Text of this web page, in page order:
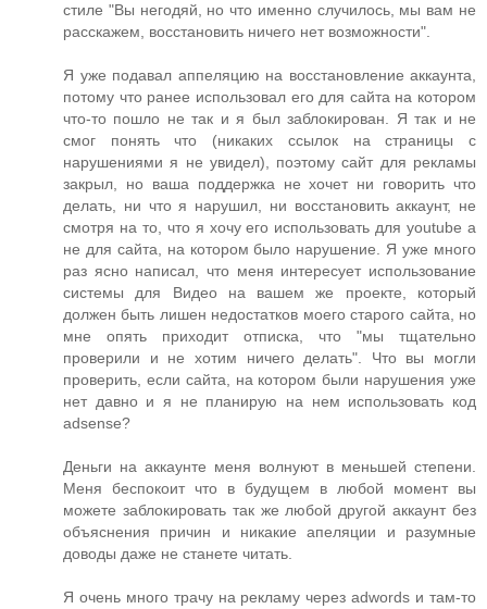
стиле "Вы негодяй, но что именно случилось, мы вам не
расскажем, восстановить ничего нет возможности".
Я уже подавал аппеляцию на восстановление аккаунта,
потому что ранее использовал его для сайта на котором
что-то пошло не так и я был заблокирован. Я так и не
смог понять что (никаких ссылок на страницы с
нарушениями я не увидел), поэтому сайт для рекламы
закрыл, но ваша поддержка не хочет ни говорить что
делать, ни что я нарушил, ни восстановить аккаунт, не
смотря на то, что я хочу его использовать для youtube а
не для сайта, на котором было нарушение. Я уже много
раз ясно написал, что меня интересует использование
системы для Видео на вашем же проекте, который
должен быть лишен недостатков моего старого сайта, но
мне опять приходит отписка, что "мы тщательно
проверили и не хотим ничего делать". Что вы могли
проверить, если сайта, на котором были нарушения уже
нет давно и я не планирую на нем использовать код
adsense?
Деньги на аккаунте меня волнуют в меньшей степени.
Меня беспокоит что в будущем в любой момент вы
можете заблокировать так же любой другой аккаунт без
объяснения причин и никакие апеляции и разумные
доводы даже не станете читать.
Я очень много трачу на рекламу через adwords и там-то